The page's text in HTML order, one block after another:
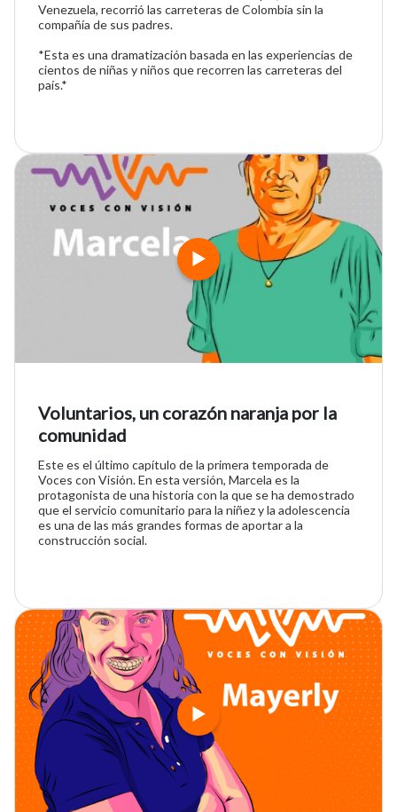
Venezuela, recorrió las carreteras de Colombia sin la
compañía de sus padres.
*Esta es una dramatización basada en las experiencias de
cientos de niñas y niños que recorren las carreteras del
país.*
Voluntarios, un corazón naranja por la
comunidad
Este es el último capítulo de la primera temporada de
Voces con Visión. En esta versión, Marcela es la
protagonista de una historia con la que se ha demostrado
que el servicio comunitario para la niñez y la adolescencia
es una de las más grandes formas de aportar a la
construcción social.